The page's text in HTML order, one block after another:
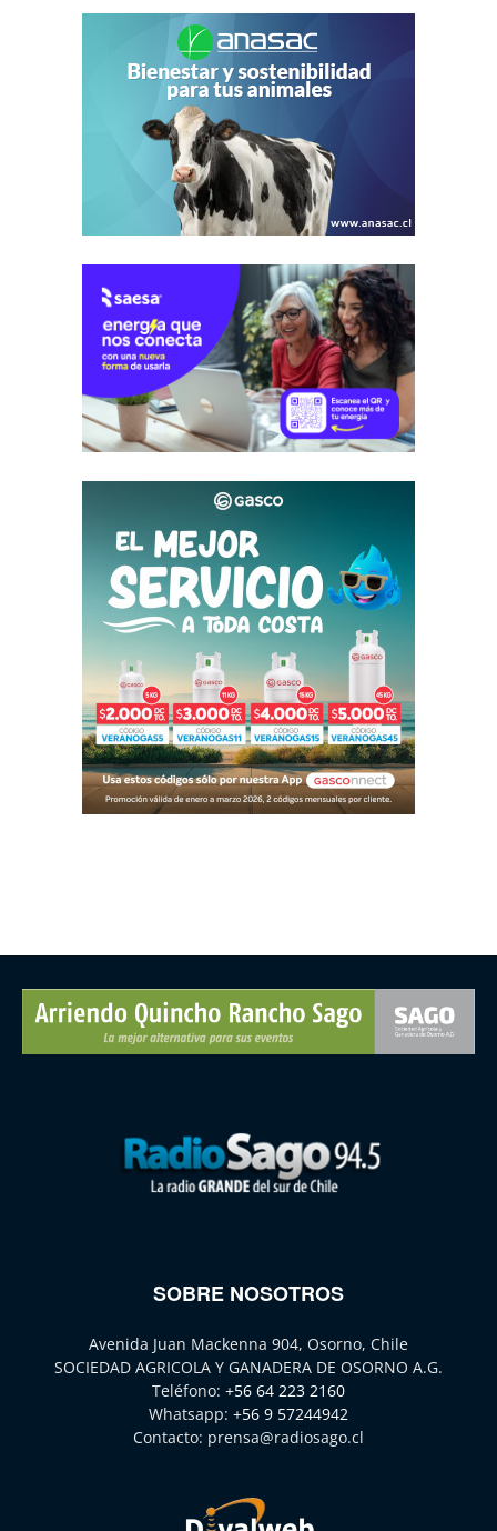
SOBRE NOSOTROS
Avenida Juan Mackenna 904, Osorno, Chile
SOCIEDAD AGRICOLA Y GANADERA DE OSORNO A.G.
Teléfono: +56 64 223 2160
Whatsapp: +56 9 57244942
Contacto: prensa@radiosago.cl